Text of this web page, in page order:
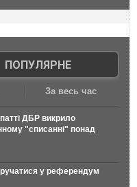
ПОПУЛЯРНЕ
За весь час
ДБР викрило
"списанні" понад
у референдум